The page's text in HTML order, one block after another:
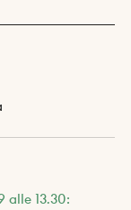
alle 13.30: